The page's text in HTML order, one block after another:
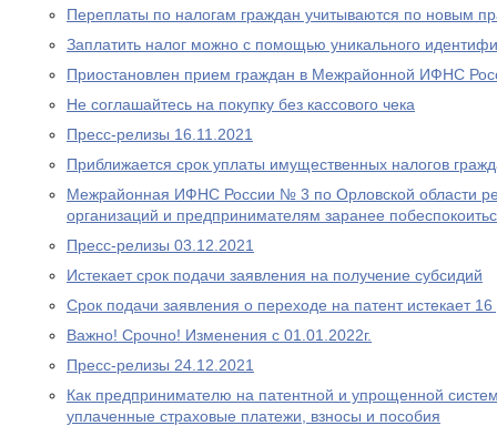
Переплаты по налогам граждан учитываются по новым
Заплатить налог можно с помощью уникального
Приостановлен прием граждан в Межрайонной ИФНС
Не соглашайтесь на покупку без кассового чека
Пресс-релизы 16.11.2021
Приближается срок уплаты имущественных налогов
Межрайонная ИФНС России № 3 по Орловской области
организаций и предпринимателям заранее
Пресс-релизы 03.12.2021
Истекает срок подачи заявления на получение субсидий
Срок подачи заявления о переходе на патент истекает
Важно! Срочно! Изменения с 01.01.2022г.
Пресс-релизы 24.12.2021
Как предпринимателю на патентной и упрощенной
уплаченные страховые платежи, взносы и пособия